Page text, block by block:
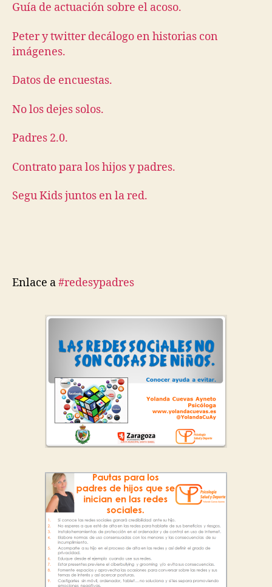
Guía de actuación sobre el acoso.
Peter y twitter decálogo en historias con
imágenes.
Datos de encuestas.
No los dejes solos.
Padres 2.0.
Contrato para los hijos y padres.
Segu Kids juntos en la red.
Enlace a#redesypadres